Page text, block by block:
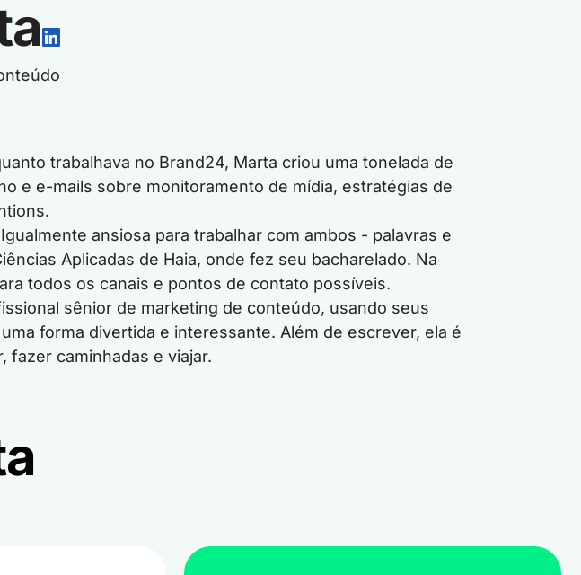
trabalhava no Brand24, Marta criou uma tonelada de
e e-mails sobre monitoramento de mídia, estratégias de
ansiosa para trabalhar com ambos - palavras e
Aplicadas de Haia, onde fez seu bacharelado. Na
todos os canais e pontos de contato possíveis.
sênior de marketing de conteúdo, usando seus
forma divertida e interessante. Além de escrever, ela é
fazer caminhadas e viajar.